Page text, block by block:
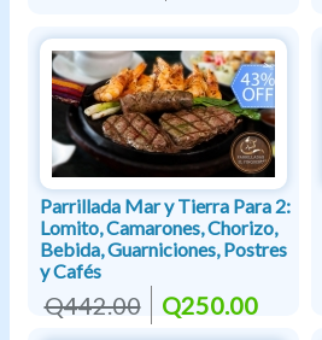
Parrillada Mar y Tierra Para 2:
Lomito, Camarones, Chorizo,
Bebida, Guarniciones, Postres
y Cafés
Q442.00 Q250.00